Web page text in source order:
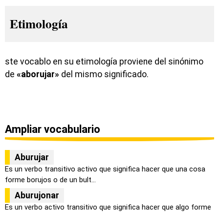
Etimología
ste vocablo en su etimología proviene del sinónimo
de «aborujar» del mismo significado.
Ampliar vocabulario
Aburujar
Es un verbo transitivo activo que significa hacer que una cosa
forme borujos o de un bult...
Aburujonar
Es un verbo activo transitivo que significa hacer que algo forme